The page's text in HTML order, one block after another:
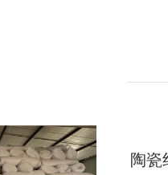
陶瓷